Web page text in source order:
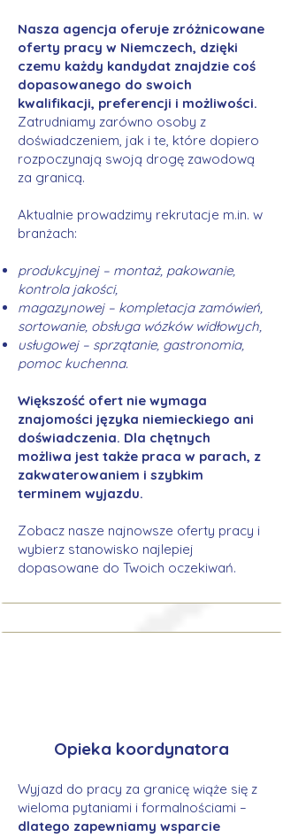
Nasza agencja oferuje zróżnicowane
oferty pracy w Niemczech, dzięki
czemu każdy kandydat znajdzie coś
dopasowanego do swoich
kwalifikacji, preferencji i możliwości.
Zatrudniamy zarówno osoby z
doświadczeniem, jak i te, które dopiero
rozpoczynają swoją drogę zawodową
za granicą.
Aktualnie prowadzimy rekrutacje m.in. w
branżach:
produkcyjnej – montaż, pakowanie,
kontrola jakości,
magazynowej – kompletacja zamówień,
sortowanie, obsługa wózków widłowych,
usługowej – sprzątanie, gastronomia,
pomoc kuchenna.
Większość ofert nie wymaga
znajomości języka niemieckiego ani
doświadczenia. Dla chętnych
możliwa jest także praca w parach, z
zakwaterowaniem i szybkim
terminem wyjazdu.
Zobacz nasze najnowsze oferty pracy i
wybierz stanowisko najlepiej
dopasowane do Twoich oczekiwań.
Opieka koordynatora
Wyjazd do pracy za granicę wiąże się z
wieloma pytaniami i formalnościami –
dlatego zapewniamy wsparcie